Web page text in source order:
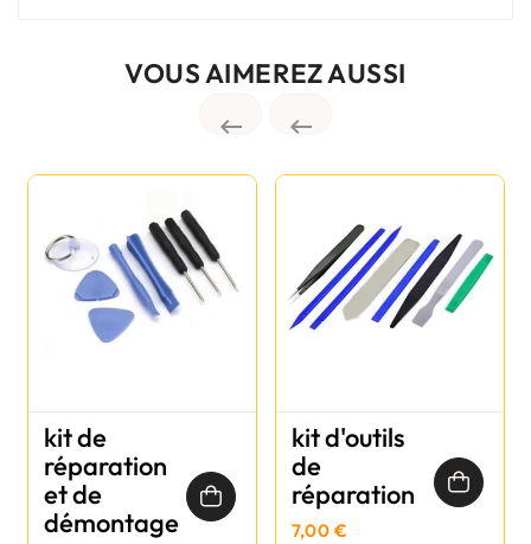
VOUS AIMEREZ AUSSI
 
kit de
réparation
et de
démontage
kit d'outils
de
réparation
7,00 €